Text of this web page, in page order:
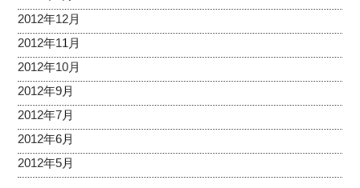
2012年12月
2012年11月
2012年10月
2012年9月
2012年7月
2012年6月
2012年5月